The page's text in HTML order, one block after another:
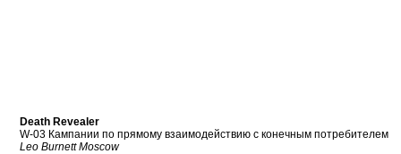
Death Revealer
W-03 Кампании по прямому взаимодействию с конечным потребителем
Leo Burnett Moscow